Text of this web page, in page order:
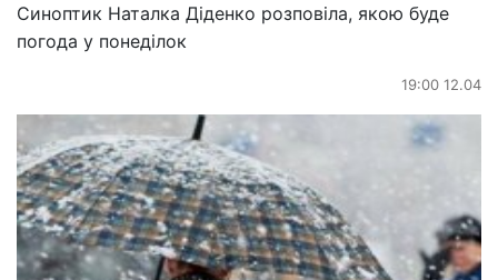
Синоптик Наталка Діденко розповіла, якою буде
погода у понеділок
19:00 12.04